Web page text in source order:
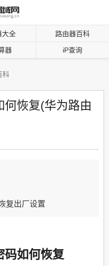
大全 路由器百科
器 iP查询
科
何恢复(华为路由
复出厂设置
码如何恢复